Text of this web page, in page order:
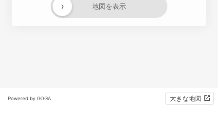
地図を表示
›
Powered by GOGA 大きな地図